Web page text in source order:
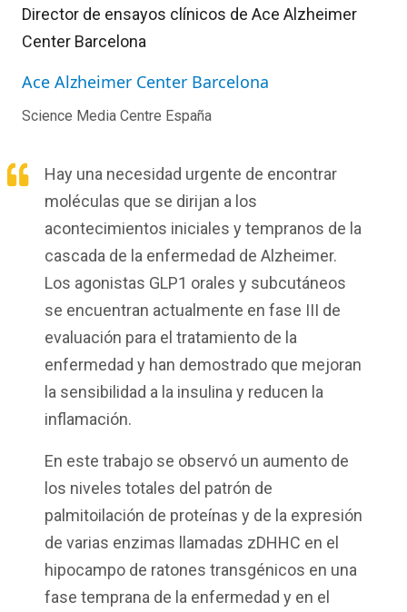
Director de ensayos clínicos de Ace Alzheimer
Center Barcelona
Ace Alzheimer Center Barcelona
Science Media Centre España
Hay una necesidad urgente de encontrar
moléculas que se dirijan a los
acontecimientos iniciales y tempranos de la
cascada de la enfermedad de Alzheimer.
Los agonistas GLP1 orales y subcutáneos
se encuentran actualmente en fase III de
evaluación para el tratamiento de la
enfermedad y han demostrado que mejoran
la sensibilidad a la insulina y reducen la
inflamación.
En este trabajo se observó un aumento de
los niveles totales del patrón de
palmitoilación de proteínas y de la expresión
de varias enzimas llamadas zDHHC en el
hipocampo de ratones transgénicos en una
fase temprana de la enfermedad y en el